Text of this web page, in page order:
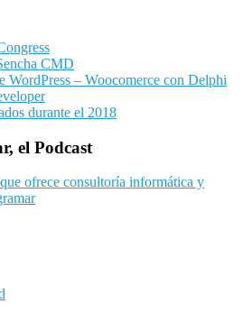
CMD
WordPress – Woocomerce con Delphi
durante el 2018
el Podcast